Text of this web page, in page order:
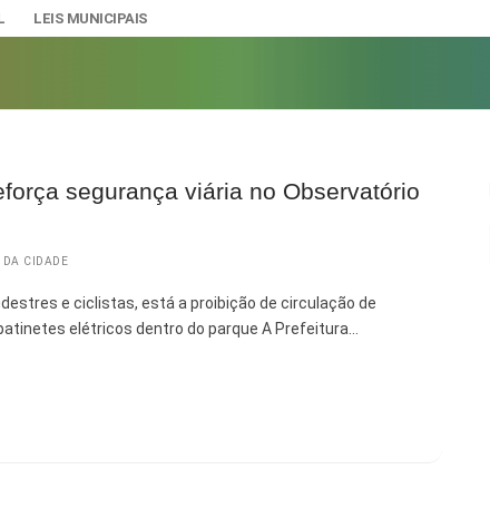
LEIS MUNICIPAIS
Turismo e Inovação
segurança viária no Observatório
CIDADE
e ciclistas, está a proibição de circulação de
elétricos dentro do parque A Prefeitura…